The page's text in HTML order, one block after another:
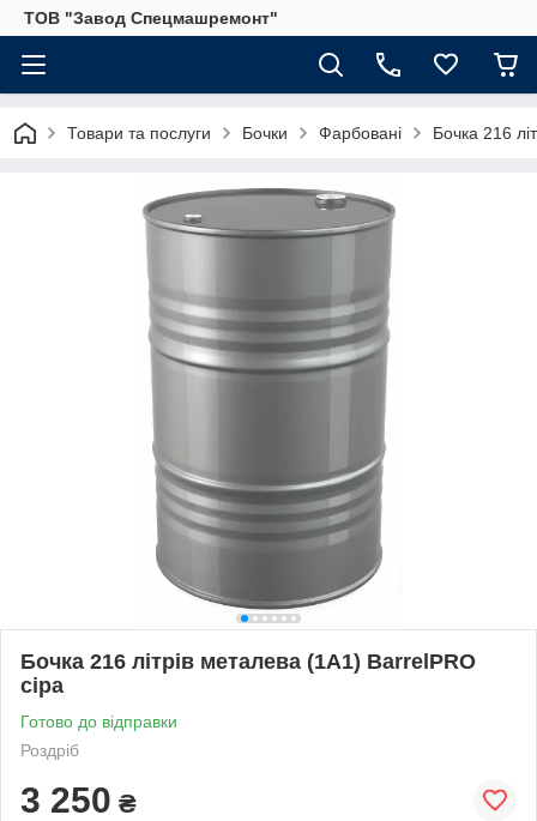
ТОВ "Завод Спецмашремонт"
Товари та послуги Бочки Фарбовані Бочка 216
Бочка 216 літрів металева (1A1) BarrelPRO
сіра
Готово до відправки
Роздріб
3 250 ₴